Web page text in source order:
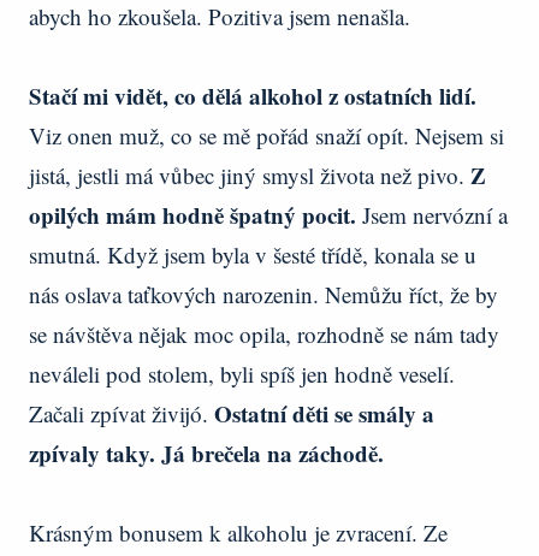
abych ho zkoušela. Pozitiva jsem nenašla.
Stačí mi vidět, co dělá alkohol z ostatních lidí.
Viz onen muž, co se mě pořád snaží opít. Nejsem si
jistá, jestli má vůbec jiný smysl života než pivo. Z
opilých mám hodně špatný pocit. Jsem nervózní a
smutná. Když jsem byla v šesté třídě, konala se u
nás oslava taťkových narozenin. Nemůžu říct, že by
se návštěva nějak moc opila, rozhodně se nám tady
neváleli pod stolem, byli spíš jen hodně veselí.
Začali zpívat živijó. Ostatní děti se smály a
zpívaly taky. Já brečela na záchodě.
Krásným bonusem k alkoholu je zvracení. Ze